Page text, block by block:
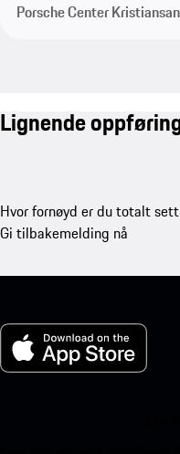
Porsche Center
Lignende
Hvor fornøyd er du totalt
Gi tilbakemelding nå